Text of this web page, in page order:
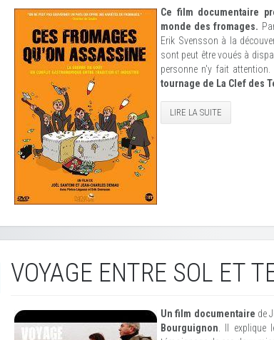
Ce film documentaire
monde des fromages.
Erik Svensson à la
sont peut être voués à
personne n'y fait attention.
tournage de La Clef des
LIRE LA SUITE
VOYAGE ENTRE SOL ET
Un film documentaire de
Bourguignon . Il